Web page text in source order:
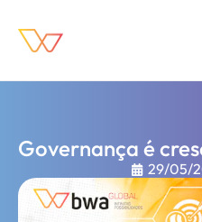
Governança é
29/05/